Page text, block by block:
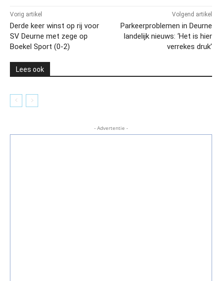
Vorig artikel
Derde keer winst op rij voor
SV Deurne met zege op
Boekel Sport (0-2)
Volgend artikel
Parkeerproblemen in Deurne
landelijk nieuws: ‘Het is hier
verrekes druk’
Lees ook
- Advertentie -